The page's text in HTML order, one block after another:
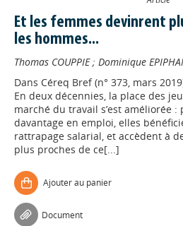
Et les femmes devinrent
les hommes...
Thomas COUPPIE; Dominique
Dans Céreq Bref (n° 373, mars
En deux décennies, la place des
marché du travail s’est améliorée :
davantage en emploi, elles
rattrapage salarial, et accèdent à
plus proches de ce[...]
Ajouter au panier
Document